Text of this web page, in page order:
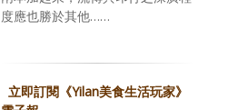
度應也勝於其他……
立即訂閱《Yilan美食生活玩家》